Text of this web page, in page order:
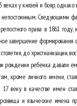
у князей и бояр, однако
Следующими
права в 1861
завершение
до христианизации,
рождении ребенка давали
кроме личного имени,
веку в качестве имен
и языческие имена